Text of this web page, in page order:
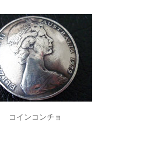
コインコンチョ